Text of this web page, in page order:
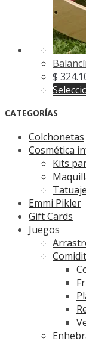
$
CATEGORÍAS
Colchonetas
Cosmética
Kits
Emmi Pikler
Gift Cards
Juegos